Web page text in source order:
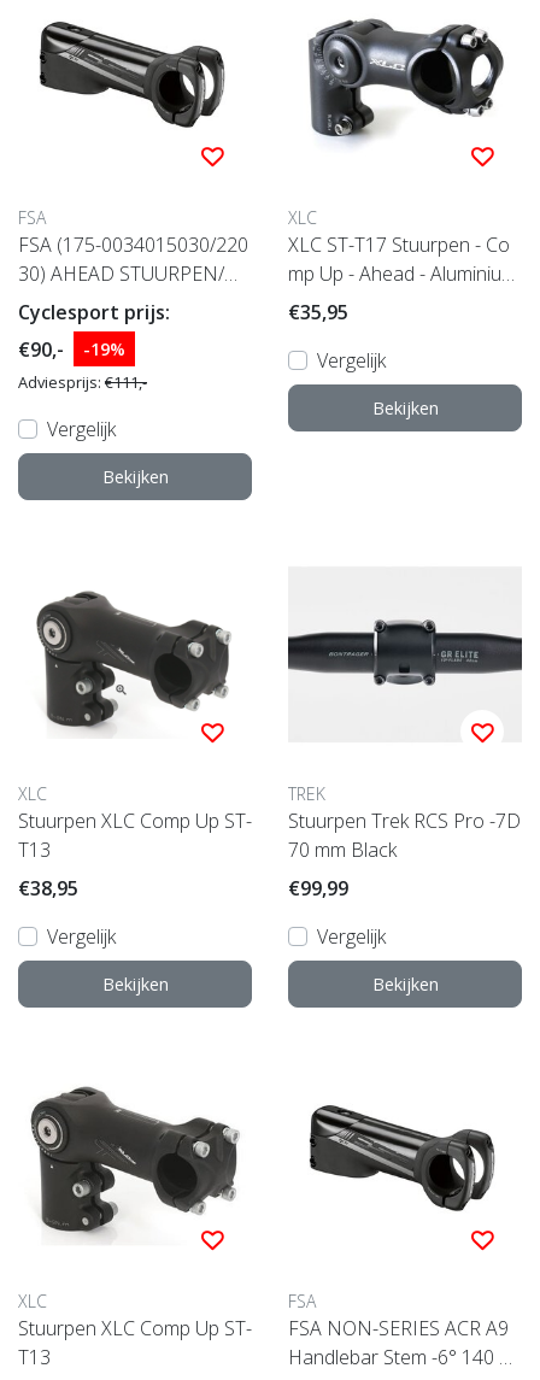
FSA
FSA (175-0034015030/220
30) AHEAD STUURPEN/N
OK NON-SERIES ACR ALL
OY 31.8 6° OS-160
Cyclesport prijs:
€90,-
-19%
Adviesprijs: €111,-
Vergelijk
Bekijken
XLC
XLC ST-T17 Stuurpen - Co
mp Up - Ahead - Aluminium
- Verstelbaar - 1 1/8" - 80m
€35,95
Vergelijk
Bekijken
XLC
Stuurpen XLC Comp Up ST-
T13
€38,95
Vergelijk
Bekijken
TREK
Stuurpen Trek RCS Pro -7D
70 mm Black
€99,99
Vergelijk
Bekijken
XLC
Stuurpen XLC Comp Up ST-
T13
FSA
FSA NON-SERIES ACR A9
Handlebar Stem -6° 140 m